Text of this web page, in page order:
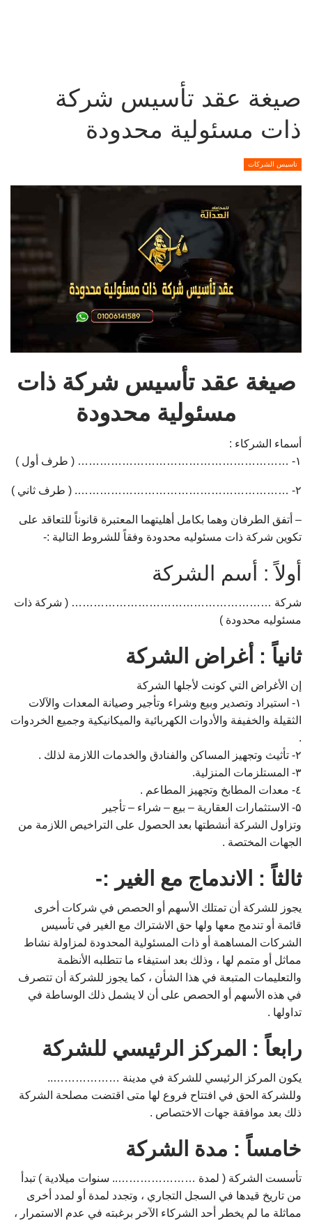
صيغة عقد تأسيس شركة
ذات مسئولية محدودة
تاسيس الشركات
صيغة عقد تأسيس شركة ذات
مسئولية محدودة
أسماء الشركاء :
۱- ………………………………………………… ( طرف أول )
۲- …………………………………………………. ( طرف ثاني )
– أتفق الطرفان وهما بكامل أهليتهما المعتبرة قانوناً للتعاقد على
تكوين شركة ذات مسئوليه محدودة وفقاً للشروط التالية :-
أولاً : أسم الشركة
شركة ……………………………………………… ( شركة ذات
مسئوليه محدودة )
ثانياً : أغراض الشركة
إن الأغراض التي كونت لأجلها الشركة
۱- استيراد وتصدير وبيع وشراء وتأجير وصيانة المعدات والآلات
الثقيلة والخفيفة والأدوات الكهربائية والميكانيكية وجميع الخردوات
.
۲- تأثيث وتجهيز المساكن والفنادق والخدمات اللازمة لذلك .
۳- المستلزمات المنزلية.
٤- معدات المطابخ وتجهيز المطاعم .
۵- الاستثمارات العقارية – بيع – شراء – تأجير
وتزاول الشركة أنشطتها بعد الحصول على التراخيص اللازمة من
الجهات المختصة .
ثالثاً : الاندماج مع الغير :-
يجوز للشركة أن تمتلك الأسهم أو الحصص في شركات أخرى
قائمة أو تندمج معها ولها حق الاشتراك مع الغير في تأسيس
الشركات المساهمة أو ذات المسئولية المحدودة لمزاولة نشاط
مماثل أو متمم لها ، وذلك بعد استيفاء ما تتطلبه الأنظمة
والتعليمات المتبعة في هذا الشأن ، كما يجوز للشركة أن تتصرف
في هذه الأسهم أو الحصص على أن لا يشمل ذلك الوساطة في
تداولها .
رابعاً : المركز الرئيسي للشركة
يكون المركز الرئيسي للشركة في مدينة ………………..
وللشركة الحق في افتتاح فروع لها متى اقتضت مصلحة الشركة
ذلك بعد موافقة جهات الاختصاص .
خامساً : مدة الشركة
تأسست الشركة ( لمدة ………………….. سنوات ميلادية ) تبدأ
من تاريخ قيدها في السجل التجاري ، وتجدد لمدة أو لمدد أخرى
مماثلة ما لم يخطر أحد الشركاء الآخر برغبته في عدم الاستمرار ،